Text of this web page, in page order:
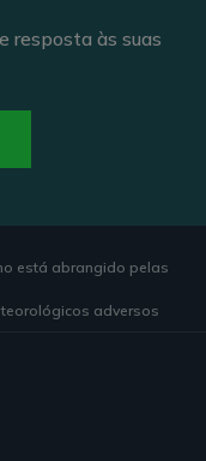
resposta às suas
está abrangido pelas
adversos